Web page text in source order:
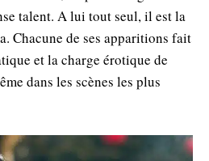
talent. A lui tout seul, il est la
Chacune de ses apparitions fait
et la charge érotique de
dans les scènes les plus